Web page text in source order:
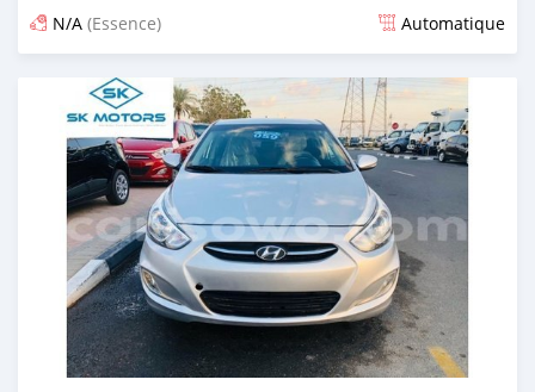
N/A (Essence) Automatique
Publié il y a presque 6 ans